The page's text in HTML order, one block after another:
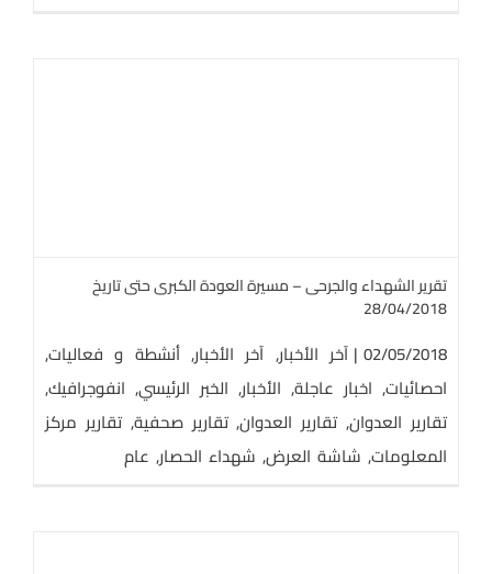
تقرير الشهداء والجرحى – مسيرة العودة الكبرى حتى تاريخ
28/04/2018
02/05/2018
| آخر الأخبار, آخر الأخبار,أنشطة و فعاليات,
احصائيات, اخبار عاجلة, الأخبار, الخبر الرئيسي, انفوجرافيك,
تقارير العدوان, تقارير العدوان,تقارير صحفية,تقارير مركز
المعلومات, شاشة العرض, شهداء الحصار, عام